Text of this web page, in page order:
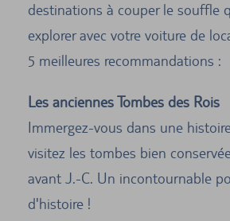
destinations à couper le souffle
explorer avec votre voiture de
5 meilleures recommandations :
Les anciennes Tombes des Rois
Immergez-vous dans une
visitez les tombes bien
avant J.-C. Un incontournable
d'histoire !